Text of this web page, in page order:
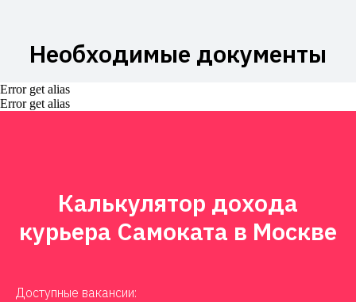
Необходимые документы
Error get alias
Error get alias
Калькулятор дохода
курьера Самоката в Москве
Доступные вакансии: